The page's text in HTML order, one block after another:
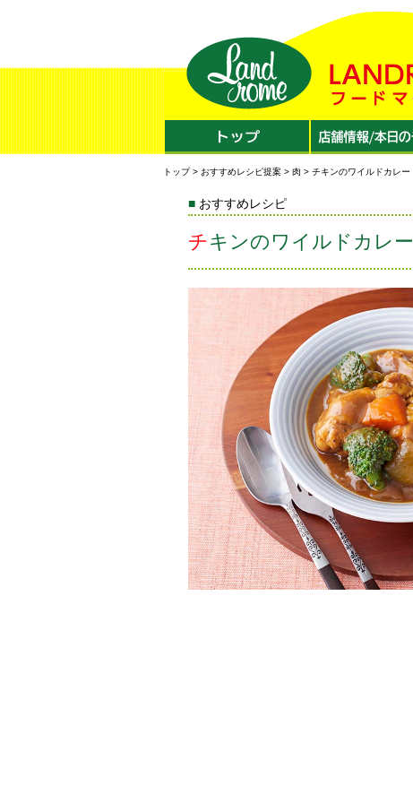
トップ> おすすめレシピ提案 > 肉 > チキンのワイルドカレー
おすすめレシピ
チキンのワイルドカレー